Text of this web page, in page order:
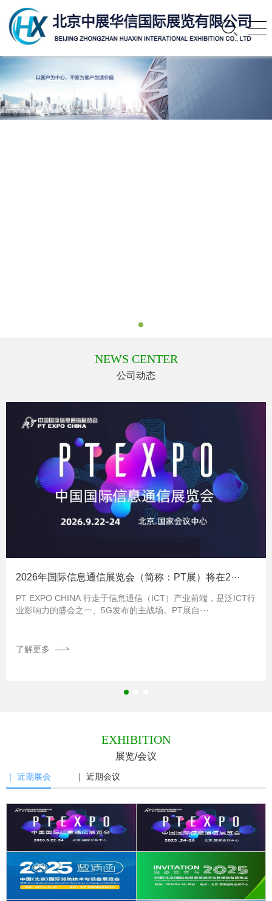
NEWS CENTER
公司动态
2026年国际信息通信展览会（简称：PT展）将在2···
PT EXPO CHINA 行走于信息通信（ICT）产业前端，是泛ICT行
业影响力的盛会之一、5G发布的主战场。PT展自···
了解更多
EXHIBITION
展览/会议
｜ 近期展会 ｜ 近期会议